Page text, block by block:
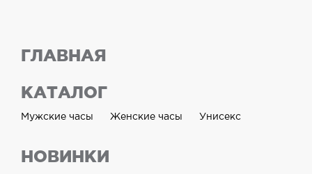
ГЛАВНАЯ
КАТАЛОГ
Мужские часы Женские часы Унисекс
НОВИНКИ